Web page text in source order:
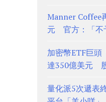
Manner Coffee
元 官方：「不
加密幣ETF巨頭
達350億美元
量化派5次遞表